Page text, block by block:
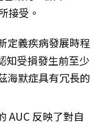
接受。
定義疾病發展時程
知受損發生前至少
海默症具有冗長的
AUC 反映了對自